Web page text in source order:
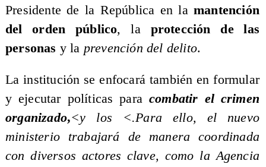
Presidente de la República en la mantención
del orden público, la protección de las
personas y la prevención del delito.
La institución se enfocará también en formular
y ejecutar políticas paracombatir el crimen
organizado,<y los <.Para ello, el nuevo
ministerio trabajará de manera coordinada
con diversos actores clave, como la Agencia